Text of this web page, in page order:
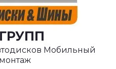
Мобильный